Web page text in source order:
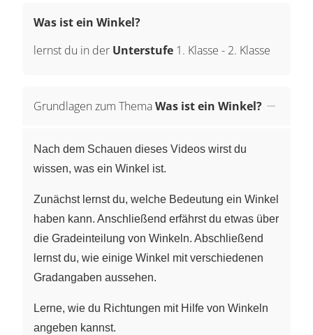
Was ist ein Winkel?
lernst du in der Unterstufe 1. Klasse - 2. Klasse
Grundlagen zum ThemaWas ist ein Winkel?
Nach dem Schauen dieses Videos wirst du
wissen, was ein Winkel ist.
Zunächst lernst du, welche Bedeutung ein Winkel
haben kann. Anschließend erfährst du etwas über
die Gradeinteilung von Winkeln. Abschließend
lernst du, wie einige Winkel mit verschiedenen
Gradangaben aussehen.
Lerne, wie du Richtungen mit Hilfe von Winkeln
angeben kannst.